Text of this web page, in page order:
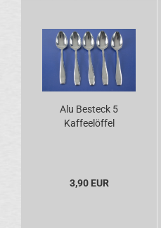
Alu Besteck 5
Kaffeelöffel
3,90 EUR